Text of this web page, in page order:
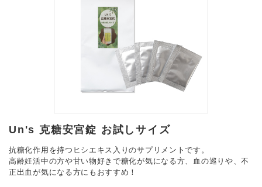
Un's 克糖安宮錠 お試しサイズ
抗糖化作用を持つヒシエキス入りのサプリメントです。
高齢妊活中の方や甘い物好きで糖化が気になる方、血の巡りや、不
正出血が気になる方にもおすすめ！